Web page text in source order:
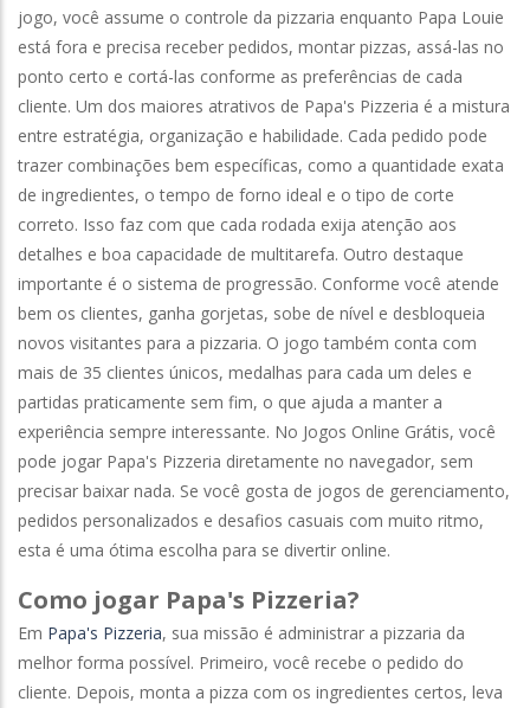
jogo, você assume o controle da pizzaria enquanto Papa Louie
está fora e precisa receber pedidos, montar pizzas, assá-las no
ponto certo e cortá-las conforme as preferências de cada
cliente. Um dos maiores atrativos de Papa's Pizzeria é a mistura
entre estratégia, organização e habilidade. Cada pedido pode
trazer combinações bem específicas, como a quantidade exata
de ingredientes, o tempo de forno ideal e o tipo de corte
correto. Isso faz com que cada rodada exija atenção aos
detalhes e boa capacidade de multitarefa. Outro destaque
importante é o sistema de progressão. Conforme você atende
bem os clientes, ganha gorjetas, sobe de nível e desbloqueia
novos visitantes para a pizzaria. O jogo também conta com
mais de 35 clientes únicos, medalhas para cada um deles e
partidas praticamente sem fim, o que ajuda a manter a
experiência sempre interessante. No Jogos Online Grátis, você
pode jogar Papa's Pizzeria diretamente no navegador, sem
precisar baixar nada. Se você gosta de jogos de gerenciamento,
pedidos personalizados e desafios casuais com muito ritmo,
esta é uma ótima escolha para se divertir online.
Como jogar Papa's Pizzeria?
Em Papa's Pizzeria, sua missão é administrar a pizzaria da
melhor forma possível. Primeiro, você recebe o pedido do
cliente. Depois, monta a pizza com os ingredientes certos, leva